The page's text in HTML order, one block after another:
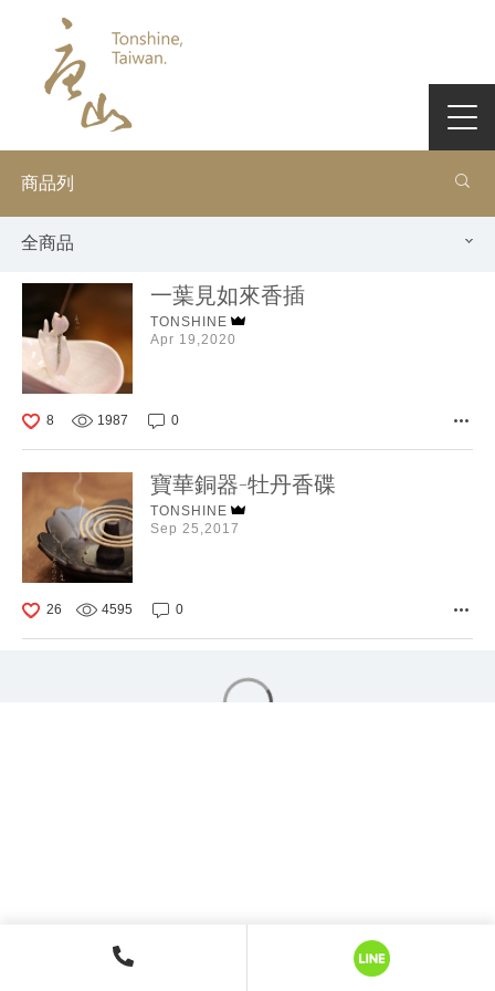
商品列
全商品
一葉見如來香插
TONSHINE
Apr 19,2020
8 1987 0
寶華銅器-牡丹香碟
TONSHINE
Sep 25,2017
26 4595 0